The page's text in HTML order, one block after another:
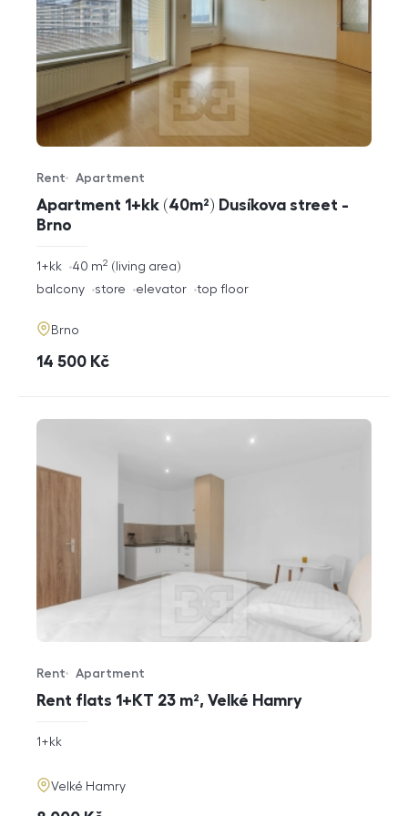
Apartment 1+kk (40m²) Dusíkova street -
Brno
Offer type
Rent
Property type
Apartment
rozměry
1+kk living area
40 m2
funkce
balcony store elevator top floor
adresa
Brno
cena
14 500 Kč
Rent flats 1+KT 23 m², Velké Hamry
Offer type
Rent
Property type
Apartment
rozměry
1+kk
adresa
Velké Hamry